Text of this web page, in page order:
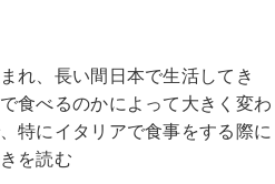
れ、長い間日本で生活してき
食べるのかによって大きく変わ
特にイタリアで食事をする際に
を読む